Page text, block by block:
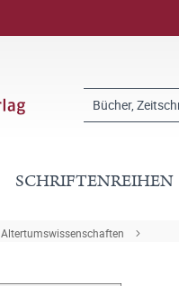
SCHRIFTENREIHEN
Altertumswissenschaften